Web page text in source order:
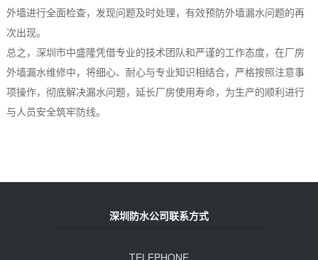
外墙进行全面检查，发现问题及时处理，有效预防外墙漏水问题的再
次出现。
总之，深圳市中盛隆凭借专业的技术团队和严谨的工作态度，在厂房
外墙漏水维修中，将细心、耐心与专业知识相结合，严格按照注意事
项操作，彻底解决漏水问题，延长厂房使用寿命，为生产的顺利进行
与人员安全筑牢防线。
深圳防水公司联系方式
TELEPHONE